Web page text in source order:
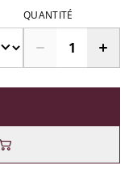
QUANTITÉ